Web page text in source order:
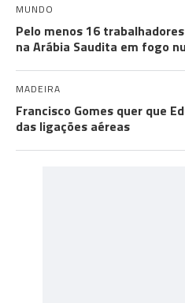
MUNDO
Pelo menos 16
na Arábia Saudita em fogo
MADEIRA
Francisco Gomes quer que
das ligações aéreas